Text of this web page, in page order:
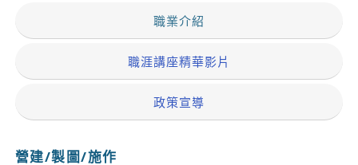
職業介紹
職涯講座精華影片
政策宣導
營建/製圖/施作